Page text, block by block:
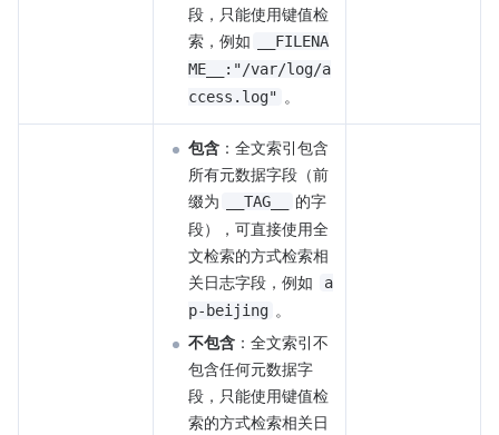
段，只能使用键值检
索，例如
__FILENA
ME__:"/var/log/a
ccess.log" 。
包含 ：全文索引包含
所有元数据字段（前
缀为
__TAG__
的字
段），可直接使用全
文检索的方式检索相
关日志字段，例如
a
p-beijing 。
不包含 ：全文索引不
包含任何元数据字
段，只能使用键值检
索的方式检索相关日